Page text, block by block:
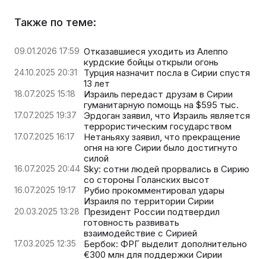
Также по теме:
09.01.2026 17:59 Отказавшиеся уходить из Алеппо
курдские бойцы открыли огонь
24.10.2025 20:31
Турция назначит посла в Сирии спустя
13 лет
18.07.2025 15:18
Израиль передаст друзам в Сирии
гуманитарную помощь на $595 тыс.
17.07.2025 19:37
Эрдоган заявил, что Израиль является
террористическим государством
17.07.2025 16:17
Нетаньяху заявил, что прекращение
огня на юге Сирии было достигнуто
силой
16.07.2025 20:44 Sky: сотни людей прорвались в Сирию
со стороны Голанских высот
16.07.2025 19:17
Рубио прокомментировал удары
Израиля по территории Сирии
20.03.2025 13:28 Президент России подтвердил
готовность развивать
взаимодействие с Сирией
17.03.2025 12:35
Бербок: ФРГ выделит дополнительно
€300 млн для поддержки Сирии